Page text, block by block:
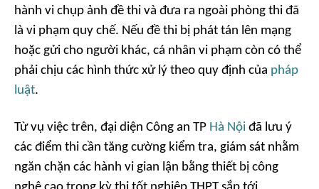
hành vi chụp ảnh đề thi và đưa ra ngoài phòng thi đã
là vi phạm quy chế. Nếu đề thi bị phát tán lên mạng
hoặc gửi cho người khác, cá nhân vi phạm còn có thể
phải chịu các hình thức xử lý theo quy định của pháp
luật.
Từ vụ việc trên, đại diện Công an TP Hà Nội đã lưu ý
các điểm thi cần tăng cường kiểm tra, giám sát nhằm
ngăn chặn các hành vi gian lận bằng thiết bị công